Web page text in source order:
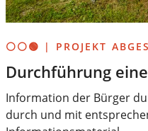
⚪⚪🟢 | PROJEKT
Durchführung
Information der Bürger
durch und mit